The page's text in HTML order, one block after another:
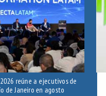
reúne a ejecutivos de
de Janeiro en agosto